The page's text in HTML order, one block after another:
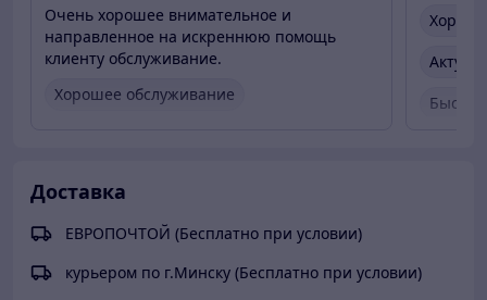
Очень хорошее внимательное и
направленное на искреннюю помощь
клиенту обслуживание.
Хорошее обслуживание
Доставка
ЕВРОПОЧТОЙ (Бесплатно при условии)
курьером по г.Минску (Бесплатно при условии)